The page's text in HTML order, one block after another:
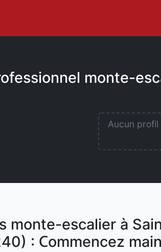
monte-
Aucun
monte-escalier à
: Commencez